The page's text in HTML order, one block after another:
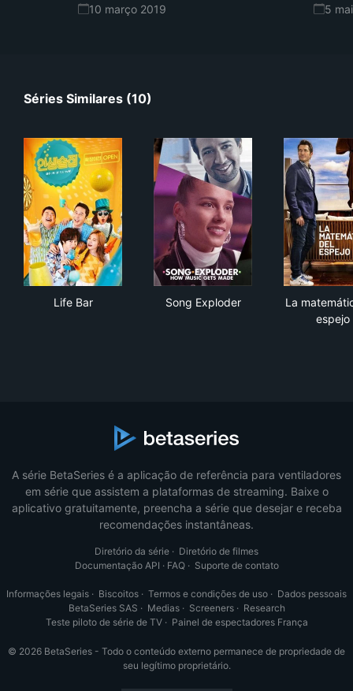
10 março 2019
5
Séries Similares (10)
Life Bar Song Exploder
La
espejo
A série BetaSeries é a aplicação de referência para ventiladores
em série que assistem a plataformas de streaming. Baixe o
aplicativo gratuitamente, preencha a série que desejar e receba
recomendações instantâneas.
Diretório da série · Diretório de filmes
Documentação API · FAQ· Suporte de contato
Informações legais · Biscoitos · Termos e condições de uso · Dados pessoais
BetaSeries SAS · Medias· Screeners· Research
Teste piloto de série de TV· Painel de espectadores França
© 2026 BetaSeries - Todo o conteúdo externo permanece de propriedade de
seu legítimo proprietário.